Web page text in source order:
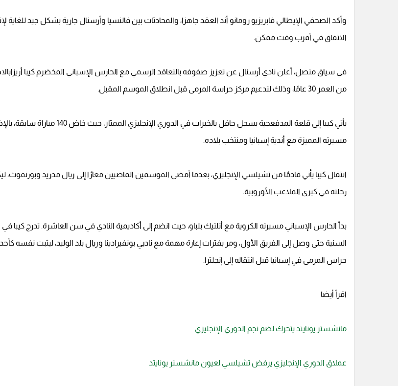
وأكد الصحفي الإيطالي فابريزيو رومانو أند العقد جاهزا، والمحادثات بين فالنسيا وأرسنال جارية بشكل جيد للغاية
الاتفاق في أقرب وقت ممكن.
في سياق متصل، أعلن نادي أرسنال عن تعزيز صفوفه بالتعاقد الرسمي مع الحارس الإسباني المخضرم كيبا
من العمر 30 عامًا، وذلك لتدعيم مركز حراسة المرمى قبل انطلاق الموسم المقبل.
يأتي كيبا إلى قلعة المدفعجية بسجل حافل بالخبرات في الدوري الإنجليزي
مسيرته المميزة مع أندية إسبانيا ومنتخب بلاده.
انتقال كيبا يأتي قادمًا من تشيلسي الإنجليزي، بعدما أمضى الموسمين الماضيين معارًا إلى ريال مدريد وبورنموث،
رحلته في كبرى الملاعب الأوروبية.
بدأ الحارس الإسباني مسيرته الكروية مع أتلتيك بلباو، حيث انضم إلى أكاديمية النادي في سن العاشرة. تدرج كيبا في
السنية حتى وصل إلى الفريق الأول، ومر بفترات إعارة مهمة مع ناديي بونفيرادينا وريال بلد الوليد، ليثبت نفسه كأحد
حراس المرمى في إسبانيا قبل انتقاله إلى إنجلترا.
اقرأ أيضا
مانشستر يونايتد يتحرك لضم نجم الدوري الإنجليزي
عملاق الدوري الإنجليزي يرفض تشيلسي لعيون مانشستر يونايتد